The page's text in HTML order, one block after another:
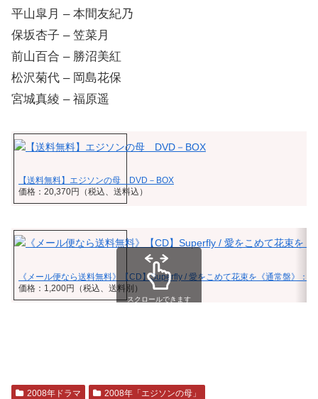
平山皐月 – 本間友紀乃
保坂杏子 – 笠菜月
前山百合 – 勝沼美紅
松沢菊代 – 岡島花保
宮城真綾 – 福原遥
【送料無料】エジソンの母 DVD－BOX
価格：20,370円（税込、送料込）
《メール便なら送料無料》【CD】Superfly / 愛をこめて花束を《通常盤》：
価格：1,200円（税込、送料別）
スクロールできます
2008年ドラマ 2008年「エジソンの母」